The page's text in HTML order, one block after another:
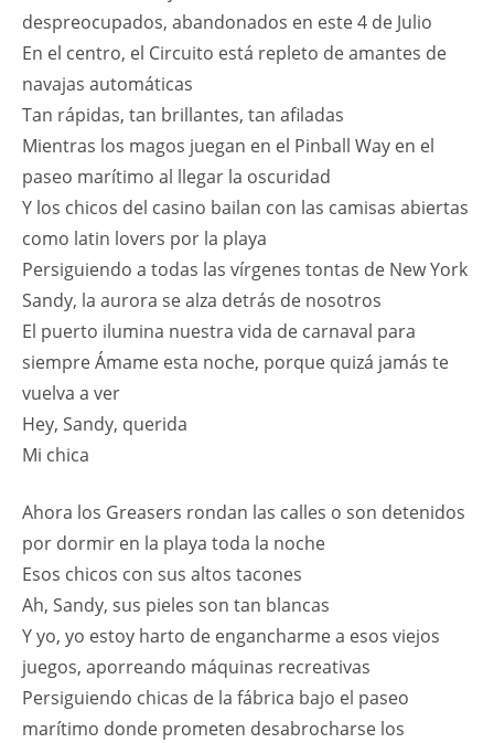
despreocupados, abandonados en este 4 de Julio
En el centro, el Circuito está repleto de amantes de
navajas automáticas
Tan rápidas, tan brillantes, tan afiladas
Mientras los magos juegan en el Pinball Way en el
paseo marítimo al llegar la oscuridad
Y los chicos del casino bailan con las camisas abiertas
como latin lovers por la playa
Persiguiendo a todas las vírgenes tontas de New York
Sandy, la aurora se alza detrás de nosotros
El puerto ilumina nuestra vida de carnaval para
siempre Ámame esta noche, porque quizá jamás te
vuelva a ver
Hey, Sandy, querida
Mi chica
Ahora los Greasers rondan las calles o son detenidos
por dormir en la playa toda la noche
Esos chicos con sus altos tacones
Ah, Sandy, sus pieles son tan blancas
Y yo, yo estoy harto de engancharme a esos viejos
juegos, aporreando máquinas recreativas
Persiguiendo chicas de la fábrica bajo el paseo
marítimo donde prometen desabrocharse los